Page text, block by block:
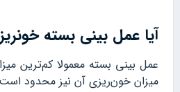
آیا عمل بینی بسته
عمل بینی بسته معمولا کم‌ترین
میزان خون‌ریزی آن نیز محدود